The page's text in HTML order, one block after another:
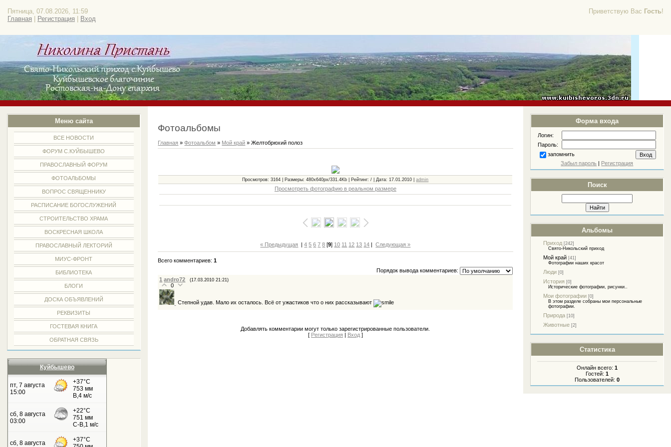
Приветствую Вас Гость!
Пятница, 07.08.2026, 11:59
Главная
Регистрация Вход
Меню сайта
ВСЕ НОВОСТИ
ФОРУМ С.КУЙБЫШЕВО
ПРАВОСЛАВНЫЙ ФОРУМ
ФОТОАЛЬБОМЫ
ВОПРОС СВЯЩЕННИКУ
РАСПИСАНИЕ БОГОСЛУЖЕНИЙ
СТРОИТЕЛЬСТВО ХРАМА
ВОСКРЕСНАЯ ШКОЛА
ПРАВОСЛАВНЫЙ ЛЕКТОРИЙ
МИУС-ФРОНТ
БИБЛИОТЕКА
БЛОГИ
ДОСКА ОБЪЯВЛЕНИЙ
РЕКВИЗИТЫ
ГОСТЕВАЯ КНИГА
ОБРАТНАЯ СВЯЗЬ
Куйбышево
Форма входа
Логин:
Пароль:
запомнить
Забыл пароль | Регистрация
Поиск
Альбомы
Приход [242]
Свято-Никольский приход
Мой край [41]
Фотографии наших красот
Люди [0]
История [0]
Исторические фотографии, рисунки..
Мои фотографии [0]
В этом разделе собраны мои персональные
фотографии.
Природа [10]
Животные [2]
Статистика
Онлайн всего:1
Гостей:1
Пользователей:0
Фотоальбомы
Главная »Фотоальбом » Мой край » Желтобрюхий полоз
Просмотров: 3164 | Размеры: 480x640px/331.4Kb | Рейтинг: / | Дата: 17.01.2010 |admin
Просмотреть фотографию в реальном размере
« Предыдущая |4 5 6 7 8 [9] 10 11 12 13 14 |Следующая »
Всего комментариев:1
Порядок вывода комментариев:
1 andro72 (17.03.2010 21:21)
0
Степной удав. Мало их осталось. Всё от ужастиков что о них рассказывают
Добавлять комментарии могут только зарегистрированные пользователи.
[ Регистрация Вход]